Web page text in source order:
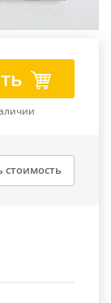
стоимость